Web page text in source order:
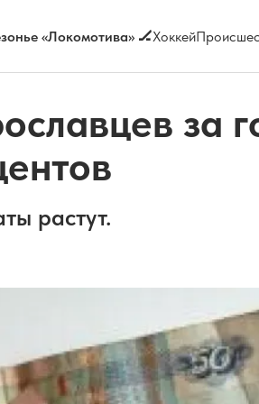
«Локомотива» 🏒Хоккей
за
растут.